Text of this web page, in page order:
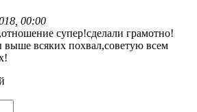
00:00
супер!сделали грамотно!
выше всяких похвал,советую всем